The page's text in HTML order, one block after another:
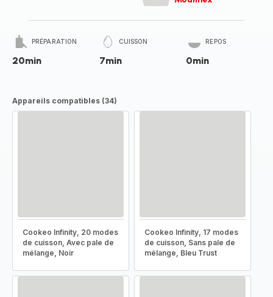
PRÉPARATION
20min
CUISSON
7min
REPOS
0min
Appareils compatibles (34)
Cookeo Infinity, 20 modes
de cuisson, Avec pale de
mélange, Noir
Cookeo Infinity, 17 modes
de cuisson, Sans pale de
mélange, Bleu Trust